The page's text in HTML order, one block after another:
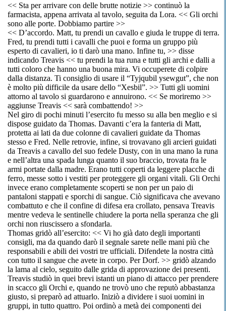
<< Sta per arrivare con delle brutte notizie >> continuò la
farmacista, appena arrivata al tavolo, seguita da Lora. << Gli orchi
sono alle porte. Dobbiamo partire >>
<< D’accordo. Matt, tu prendi un cavallo e giuda le truppe di terra.
Fred, tu prendi tutti i cavalli che puoi e forma un gruppo più
esperto di cavalieri, io ti darò una mano. Infine tu, >> disse
indicando Treavis << tu prendi la tua runa e tutti gli archi e dalli a
tutti coloro che hanno una buona mira. Vi occuperete di colpire
dalla distanza. Ti consiglio di usare il “Tyjqubil ysewgut”, che non
è molto più difficile da usare dello “Xesbil”. >> Tutti gli uomini
attorno al tavolo si guardarono e annuirono. << Se moriremo >>
aggiunse Treavis << sarà combattendo! >>
Nel giro di pochi minuti l’esercito fu messo su alla ben meglio e si
dispose guidato da Thomas. Davanti c’era la fanteria di Matt,
protetta ai lati da due colonne di cavalieri guidate da Thomas
stesso e Fred. Nelle retrovie, infine, si trovavano gli arcieri guidati
da Treavis a cavallo del suo fedele Dusty, con in una mano la runa
e nell’altra una spada lunga quanto il suo braccio, trovata fra le
armi portate dalla madre. Erano tutti coperti da leggere placche di
ferro, messe sotto i vestiti per proteggere gli organi vitali. Gli Orchi
invece erano completamente scoperti se non per un paio di
pantaloni stappati e sporchi di sangue. Ciò significava che avevano
combattuto e che il confine di difesa era crollato, pensava Treavis
mentre vedeva le sentinelle chiudere la porta nella speranza che gli
orchi non riuscissero a sfondarla.
Thomas gridò all’esercito: << Vi ho già dato degli importanti
consigli, ma da quando darò il segnale sarete nelle mani più che
responsabili e abili dei vostri tre ufficiali. Difendete la nostra città
con tutto il sangue che avete in corpo. Per Dorf. >> gridò alzando
la lama al cielo, seguito dalle grida di approvazione dei presenti.
Treavis studiò in quei brevi istanti un piano di attacco per prendere
in scacco gli Orchi e, quando ne trovò uno che reputò abbastanza
giusto, si preparò ad attuarlo. Iniziò a dividere i suoi uomini in
gruppi, in tutto quattro. Poi ordinò a metà dei componenti dei